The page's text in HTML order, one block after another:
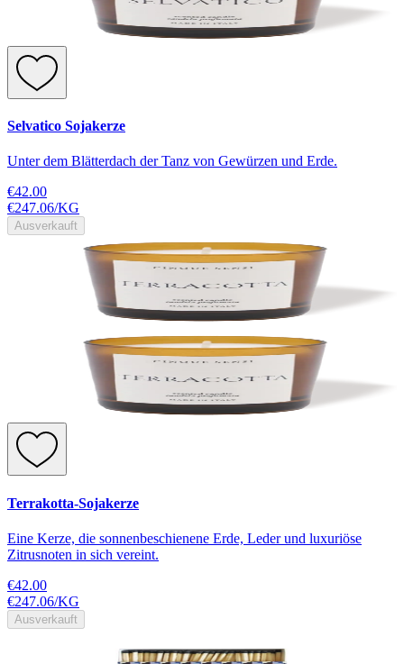
Selvatico Sojakerze
Unter dem Blätterdach der Tanz von Gewürzen und Erde.
€42.00
€247.06/KG
Ausverkauft
Terrakotta-Sojakerze
Eine Kerze, die sonnenbeschienene Erde, Leder und luxuriöse
Zitrusnoten in sich vereint.
€42.00
€247.06/KG
Ausverkauft